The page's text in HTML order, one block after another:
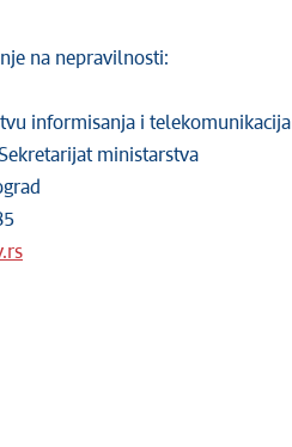
na nepravilnosti:
informisanja i telekomunikacija
ministarstva